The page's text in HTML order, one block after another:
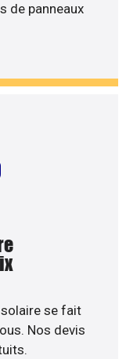
de panneaux
se fait
Nos devis